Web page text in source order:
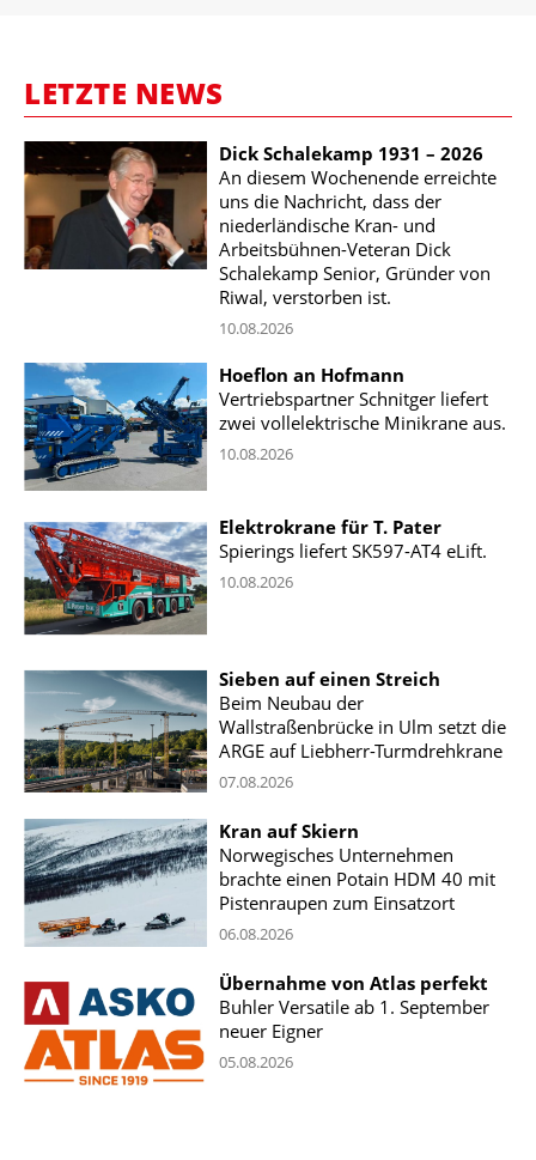
LETZTE NEWS
Dick Schalekamp 1931 – 2026
An diesem Wochenende erreichte
uns die Nachricht, dass der
niederländische Kran- und
Arbeitsbühnen-Veteran Dick
Schalekamp Senior, Gründer von
Riwal, verstorben ist.
10.08.2026
Hoeflon an Hofmann
Vertriebspartner Schnitger liefert
zwei vollelektrische Minikrane aus.
10.08.2026
Elektrokrane für T. Pater
Spierings liefert SK597-AT4 eLift.
10.08.2026
Sieben auf einen Streich
Beim Neubau der
Wallstraßenbrücke in Ulm setzt die
ARGE auf Liebherr-Turmdrehkrane
07.08.2026
Kran auf Skiern
Norwegisches Unternehmen
brachte einen Potain HDM 40 mit
Pistenraupen zum Einsatzort
06.08.2026
Übernahme von Atlas perfekt
Buhler Versatile ab 1. September
neuer Eigner
05.08.2026